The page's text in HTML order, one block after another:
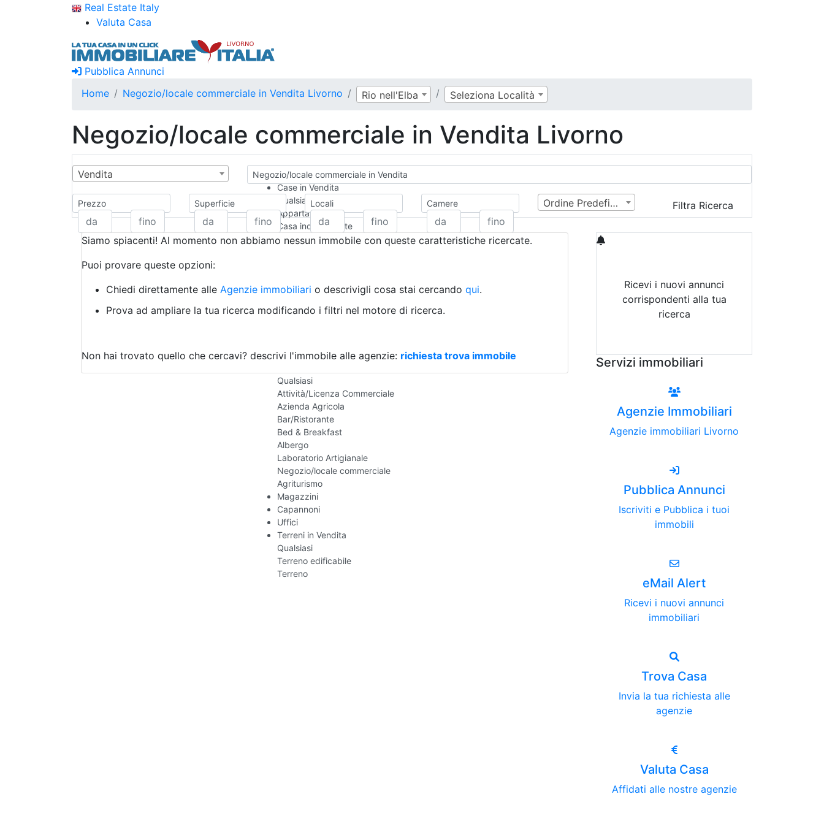
Real Estate Italy
Valuta Casa
Pubblica Annunci
Home
Negozio/locale commerciale in Vendita Livorno Rio nell'Elba Seleziona Località
Negozio/locale commerciale in Vendita Livorno
Vendita
Negozio/locale commerciale in Vendita
Case in Vendita
Qualsiasi
Appartamento
Casa indipendente
Casa Semi-indipendente
Rustico/Casale
Camera d'Albergo
Box/Garage
Qualsiasi
Attività/Licenza Commerciale
Azienda Agricola
Bar/Ristorante
Bed & Breakfast
Albergo
Laboratorio Artigianale
Negozio/locale commerciale
Agriturismo
Magazzini
Capannoni
Uffici
Terreni in Vendita
Qualsiasi
Terreno edificabile
Terreno
Prezzo Superficie Locali Camere Ordine Predefinito Filtra Ricerca
Siamo spiacenti! Al momento non abbiamo nessun immobile con queste caratteristiche ricercate.
Puoi provare queste opzioni:
Chiedi direttamente alle Agenzie immobiliari o descrivigli cosa stai cercando qui.
Prova ad ampliare la tua ricerca modificando i filtri nel motore di ricerca.
Non hai trovato quello che cercavi? descrivi l'immobile alle agenzie: richiesta trova immobile
Ricevi i nuovi annunci
corrispondenti alla tua
ricerca
Servizi immobiliari
Agenzie Immobiliari
Agenzie immobiliari Livorno
Pubblica Annunci
Iscriviti e Pubblica i tuoi
immobili
eMail Alert
Ricevi i nuovi annunci
immobiliari
Trova Casa
Invia la tua richiesta alle
agenzie
Valuta Casa
Affidati alle nostre agenzie